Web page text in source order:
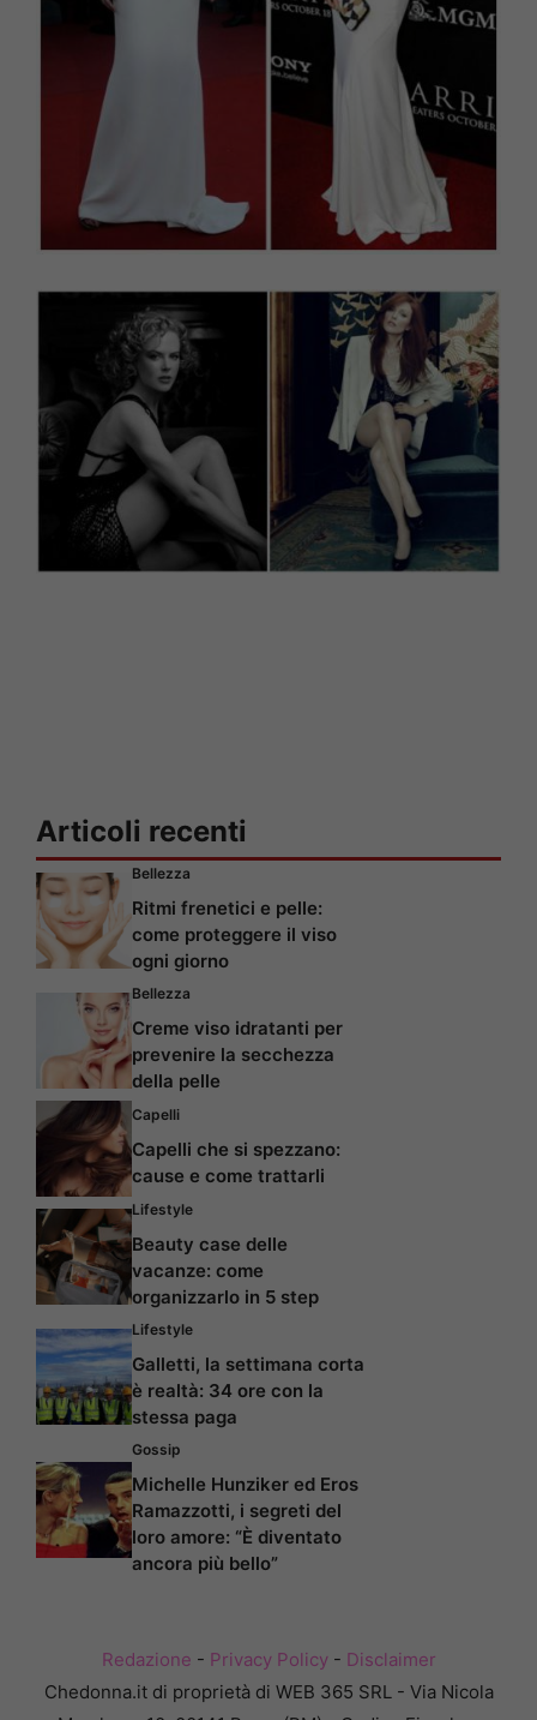
Articoli recenti
Bellezza
Ritmi frenetici e pelle:
come proteggere il viso
ogni giorno
Bellezza
Creme viso idratanti per
prevenire la secchezza
della pelle
Capelli
Capelli che si spezzano:
cause e come trattarli
Lifestyle
Beauty case delle
vacanze: come
organizzarlo in 5 step
Lifestyle
Galletti, la settimana corta
è realtà: 34 ore con la
stessa paga
Gossip
Michelle Hunziker ed Eros
Ramazzotti, i segreti del
loro amore: “È diventato
ancora più bello”
Redazione - Privacy Policy- Disclaimer
Chedonna.it di proprietà di WEB 365 SRL - Via Nicola